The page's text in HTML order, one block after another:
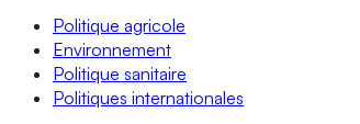
Politique agricole
Environnement
Politique sanitaire
Politiques internationales